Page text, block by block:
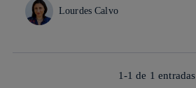
Lourdes Calvo
1-1 de 1 entradas